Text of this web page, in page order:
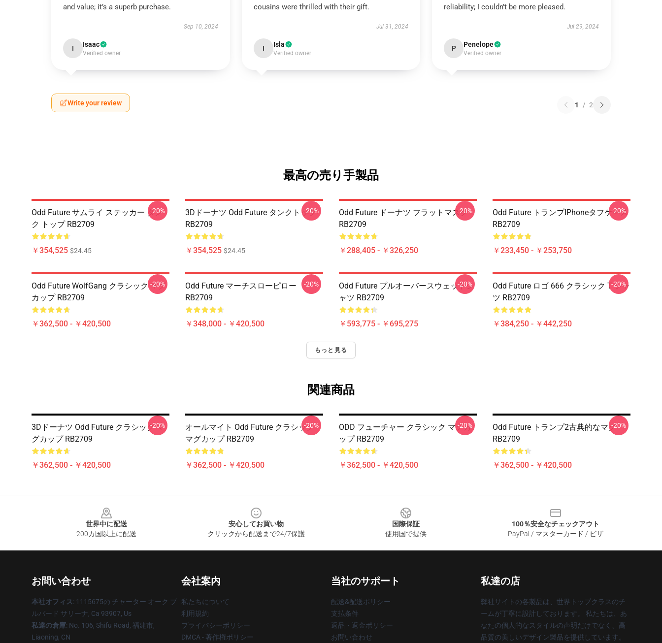
and value; it’s a superb purchase.
Sep 10, 2024
I Isaac
Verified owner
cousins were thrilled with their gift.
Jul 31, 2024
I Isla
Verified owner
reliability; I couldn’t be more pleased.
Jul 29, 2024
P Penelope
Verified owner
Write your review 1 / 2
最高の売り手製品
Odd Future サムライ ステッカー タン
ク トップ RB2709
￥354,525 $24.45
-20%
3Dドーナツ Odd Future タンクトップ
RB2709
￥354,525 $24.45
-20%
Odd Future ドーナツ フラットマスク
RB2709
￥288,405 - ￥326,250
-20%
Odd Future トランプiPhoneタフケース
RB2709
￥233,450 - ￥253,750
-20%
Odd Future WolfGang クラシック マグ
カップ RB2709
￥362,500 - ￥420,500
-20%
Odd Future マーチスローピロー
RB2709
￥348,000 - ￥420,500
-20%
Odd Future プルオーバースウェットシ
ャツ RB2709
￥593,775 - ￥695,275
-20%
Odd Future ロゴ 666 クラシック T シャ
ツ RB2709
￥384,250 - ￥442,250
-20%
もっと見る
関連商品
3Dドーナツ Odd Future クラシック マ
グカップ RB2709
￥362,500 - ￥420,500
-20%
オールマイト Odd Future クラシック
マグカップ RB2709
￥362,500 - ￥420,500
-20%
ODD フューチャー クラシック マグカ
ップ RB2709
￥362,500 - ￥420,500
-20%
Odd Future トランプ2古典的なマグ
RB2709
￥362,500 - ￥420,500
-20%
世界中に配送
200カ国以上に配送
安心してお買い物
クリックから配送まで24/7保護
国際保証
使用国で提供
100％安全なチェックアウト
PayPal / マスターカード / ビザ
お問い合わせ
本社オフィス: 1115675の チャーター オーク ブ
ルバード サリーナ, Ca 93907, Us
私達の倉庫: No. 106, Shifu Road, 福建市,
Liaoning, CN
会社案内
私たちについて
利用規約
プライバシーポリシー
DMCA - 著作権ポリシー
当社のサポート
配送&配送ポリシー
支払条件
返品・返金ポリシー
お問い合わせ
私達の店
弊社サイトの各製品は、世界トップクラスのチ
ームが丁寧に設計しております。 私たちは、あ
なたの個人的なスタイルの声明だけでなく、高
品質の美しいデザイン製品を提供しています。